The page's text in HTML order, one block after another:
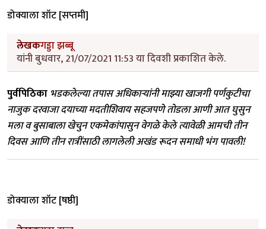
डोक्याला शॉट [सप्तमी]
लेखकगड्डा झब्बू
यांनी बुधवार, 21/07/2021 11:53 या दिवशी प्रकाशित केले.
पुर्वपिठिका भडकलेल्या तपास अधिकाऱ्यांनी माझ्या खाजगी पर्णकुटीचा
नाजुक दरवाजा दयाच्या मदतीशिवाय सहजपणे तोडला आणी आत घुसुन
मला व बुसाबाला खेचुन एकमेकांपासुन वेगळे केले त्यावेळी आमची तीन
दिवस आणि तीन रात्रींसाठी लागलेली अखंड रूदन समाधी भंग पावली!
डोक्याला शॉट [षष्ठी]